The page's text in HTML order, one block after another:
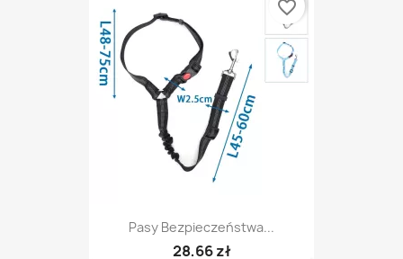
Pasy Bezpieczeństwa...
28,66 zł
favorite_border